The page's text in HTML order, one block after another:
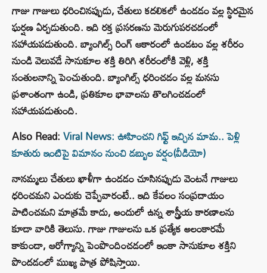
గాజు గాజులు ధరించినప్పుడు, చేతులు కదలికలో ఉండడం వల్ల స్థిరమైన
ఘర్షణ ఏర్పడుతుంది. ఇది రక్త ప్రసరణను మెరుగుపరచడంలో
సహాయపడుతుంది. బ్యాంగిల్స్ రింగ్ ఆకారంలో ఉండటం వల్ల శరీరం
నుండి వెలువడే సానుకూల శక్తి తిరిగి శరీరంలోకి వెళ్లి, శక్తి
సంతులనాన్ని పెంచుతుంది. బ్యాంగిల్స్ ధరించడం వల్ల మనసు
ప్రశాంతంగా ఉండి, ప్రతికూల భావాలను తొలగించడంలో
సహాయపడుతుంది.
Also Read:Viral News: ఊహించని గిఫ్ట్‌ ఇచ్చిన మామ.. పెళ్లి
కూతురు ఇంటిపై విమానం నుంచి డబ్బుల వర్షం(వీడియో)
నానమ్మలు చేతులు ఖాళీగా ఉండడం చూసినప్పుడు వెంటనే గాజులు
ధరించమని ఎందుకు చెప్పేవారంటే.. ఇది కేవలం సంప్రదాయం
పాటించమని మాత్రమే కాదు, అందులో ఉన్న శాస్త్రీయ కారణాలను
కూడా వారికి తెలుసు. గాజు గాజులను ఒక ప్రత్యేక అలంకారమే
కాకుండా, ఆరోగ్యాన్ని పెంపొందించడంలో ఇంకా సానుకూల శక్తిని
పొందడంలో ముఖ్య పాత్ర పోషిస్తాయి.